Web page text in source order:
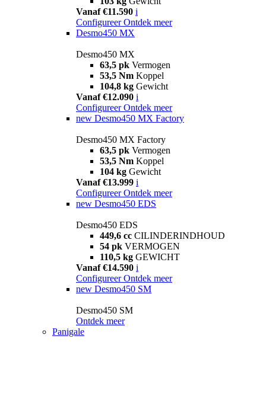
Vanaf €11.590 i
Configureer Ontdek meer
Desmo450 MX
Desmo450 MX
63,5 pk Vermogen
53,5 Nm Koppel
104,8 kg Gewicht
Vanaf €12.090 i
Configureer Ontdek meer
new Desmo450 MX Factory
Desmo450 MX Factory
63,5 pk Vermogen
53,5 Nm Koppel
104 kg Gewicht
Vanaf €13.999 i
Configureer Ontdek meer
new Desmo450 EDS
Desmo450 EDS
449,6 cc CILINDERINDHOUD
54 pk VERMOGEN
110,5 kg GEWICHT
Vanaf €14.590 i
Configureer Ontdek meer
new Desmo450 SM
Desmo450 SM
Ontdek meer
Panigale